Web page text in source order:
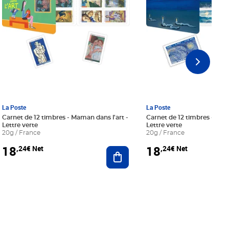
au panier
La Poste
Carnet de 12 timbres - Maman dans l'art -
Lettre verte
20g / France
18,24€ Net Ajouter au panier
La Poste
Carnet de 12 timbres - Le
Lettre verte
20g / France
18,24€ Net